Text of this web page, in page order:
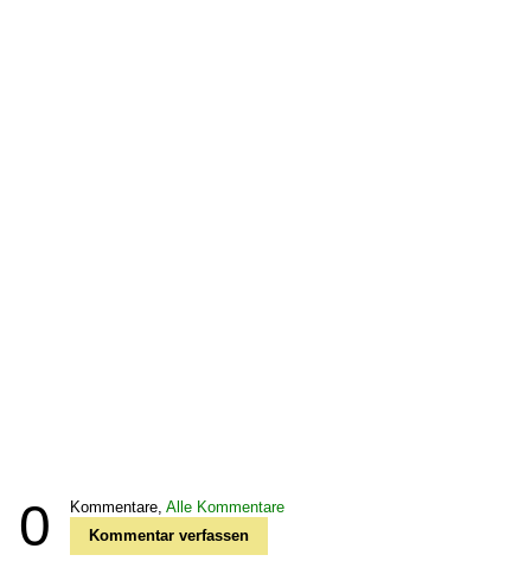
0 Kommentare, Alle Kommentare
Kommentar verfassen